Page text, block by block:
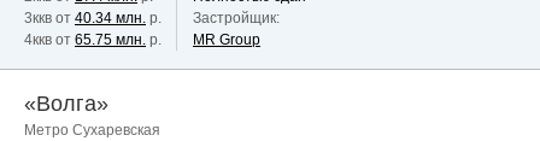
3ккв от 40.34 млн. р.
4ккв от 65.75 млн. р.
Застройщик:
MR Group
«Волга»
Метро Сухаревская